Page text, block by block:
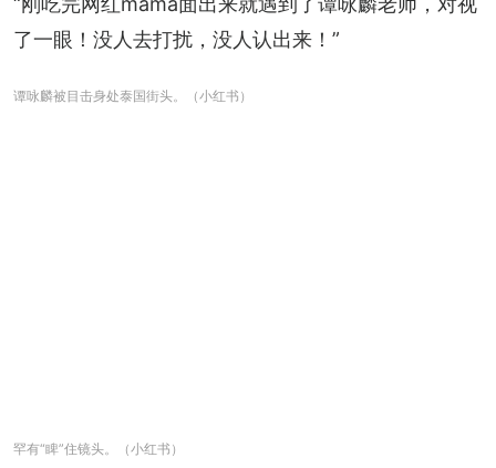
了一眼！没人去打扰，没人认出来！”
谭咏麟被目击身处泰国街头。（小红书）
罕有“睥”住镜头。（小红书）